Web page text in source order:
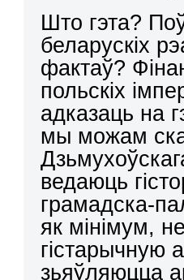
Што гэта?
беларускіх
фактаў?
польскіх
адказаць на
мы можам
ведаюць
грамадска-
як мінімум,
гістарычную
зьяўляюцца